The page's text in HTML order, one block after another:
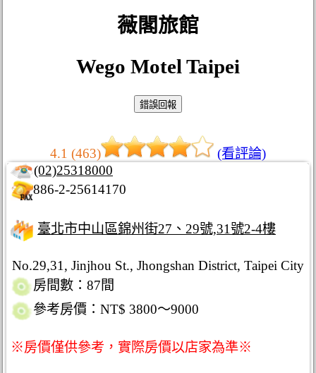
薇閣旅館
Wego Motel Taipei
4.1 (463)
(看評論)
(02)25318000
886-2-25614170
臺北市中山區錦州街27、29號,31號2-4樓
No.29,31, Jinjhou St., Jhongshan District, Taipei City
房間數：87間
參考房價：NT$ 3800～9000
※房價僅供參考，實際房價以店家為準※